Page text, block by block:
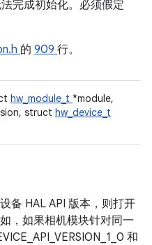
完成初始化。必须假定
的 909 行。
hw_module_t *module,
struct hw_device_t
备 HAL API 版本，则打开
，如果相机模块针对同一
和